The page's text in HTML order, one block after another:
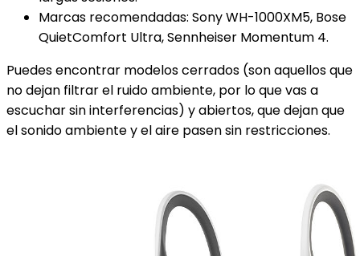
Marcas recomendadas: Sony WH-1000XM5, Bose
QuietComfort Ultra, Sennheiser Momentum 4.
Puedes encontrar modelos cerrados (son aquellos que
no dejan filtrar el ruido ambiente, por lo que vas a
escuchar sin interferencias) y abiertos, que dejan que
el sonido ambiente y el aire pasen sin restricciones.